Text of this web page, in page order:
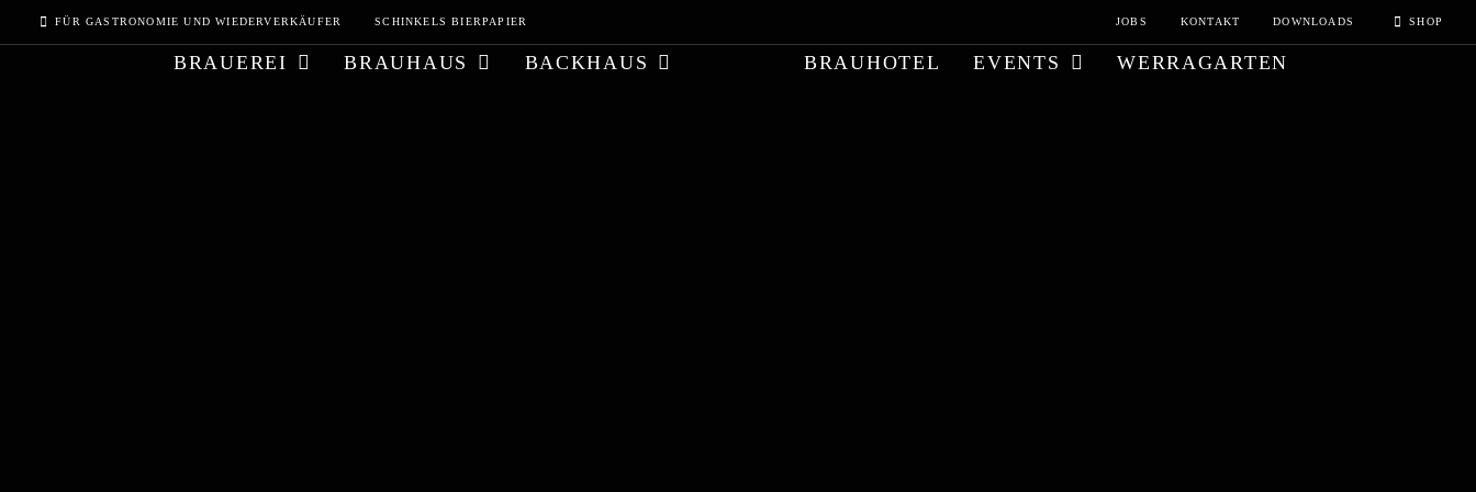
Zum
Inhalt
FÜR GASTRONOMIE UND WIEDERVERKÄUFER SCHINKELS BIERPAPIER JOBS KONTAKT DOWNLOADS SHOP
BRAUEREI BRAUHAUS BACKHAUS BRAUHOTEL EVENTS WERRAGARTEN